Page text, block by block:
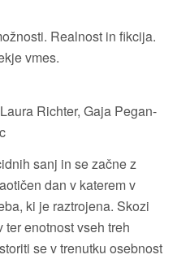
Realnost in fikcija.
vmes.
Richter, Gaja Pegan-
sanj in se začne z
dan v katerem v
ki je raztrojena. Skozi
enotnost vseh treh
se v trenutku osebnost